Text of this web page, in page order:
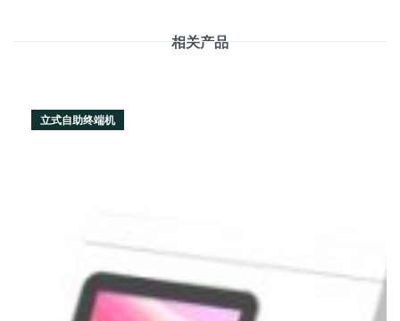
相关产品
立式自助终端机